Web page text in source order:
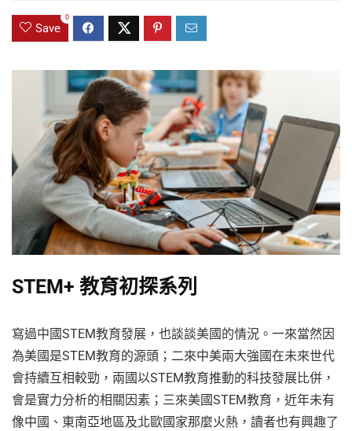
Save
0
STEM+ 教育初探系列
寫過中國STEM教育發展，也談談美國的情況。一來當然因
為美國是STEM教育的源頭；二來中美兩大強國在未來世代
會持續互相較勁，兩國以STEM教育推動的科技發展比併，
會是實力分析的相關因素；三來美國STEM教育，近年未有
像中國、東南亞地區及北歐國家那麼火熱，讀者也有興趣了